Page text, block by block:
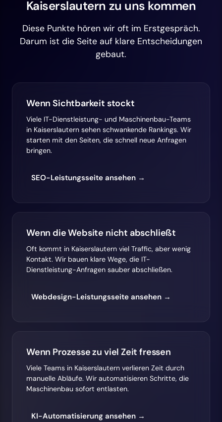
Kaiserslautern zu uns kommen
Diese Punkte hören wir oft im Erstgespräch.
Darum ist die Seite auf klare Entscheidungen
gebaut.
Wenn Sichtbarkeit stockt
Viele IT-Dienstleistung- und Maschinenbau-Teams
in Kaiserslautern sehen schwankende Rankings. Wir
starten mit den Seiten, die schnell neue Anfragen
bringen.
SEO-Leistungsseite ansehen →
Wenn die Website nicht abschließt
Oft kommt in Kaiserslautern viel Traffic, aber wenig
Kontakt. Wir bauen klare Wege, die IT-
Dienstleistung-Anfragen sauber abschließen.
Webdesign-Leistungsseite ansehen →
Wenn Prozesse zu viel Zeit fressen
Viele Teams in Kaiserslautern verlieren Zeit durch
manuelle Abläufe. Wir automatisieren Schritte, die
Maschinenbau sofort entlasten.
KI-Automatisierung ansehen →